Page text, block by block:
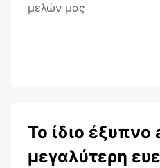
μελών μας
Το ίδιο
μεγαλύτερη